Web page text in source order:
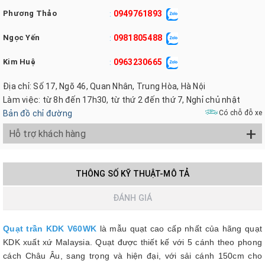
Phương Thảo : 0949761893
Ngọc Yến : 0981805488
Kim Huệ : 0963230665
Địa chỉ: Số 17, Ngõ 46, Quan Nhân, Trung Hòa, Hà Nội
Làm việc: từ 8h đến 17h30, từ thứ 2 đến thứ 7, Nghỉ chủ nhật
Bản đồ chỉ đường
Có chỗ đỗ xe
Hỗ trợ khách hàng +
THÔNG SỐ KỸ THUẬT-MÔ TẢ
ĐÁNH GIÁ
Quạt trần KDK V60WK là mẫu quạt cao cấp nhất của hãng quạt
KDK xuất xứ Malaysia. Quạt được thiết kế với 5 cánh theo phong
cách Châu Âu, sang trọng và hiện đại, với sải cánh 150cm cho